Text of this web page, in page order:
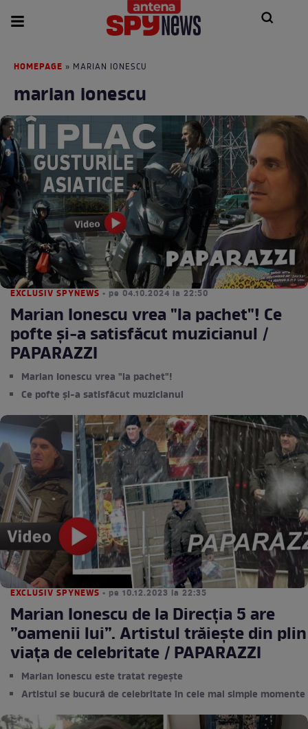
HOMEPAGE » MARIAN IONESCU
marian ionescu
EXCLUSIV SPYNEWS • pe 04.10.2024 la 22:50
Marian Ionescu vrea "la pachet"! Ce
pofte şi-a satisfăcut muzicianul /
PAPARAZZI
Marian Ionescu vrea "la pachet"!
Ce pofte şi-a satisfăcut muzicianul
EXCLUSIV SPYNEWS • pe 10.12.2023 la 22:35
Marian Ionescu de la Direcția 5 are
”oamenii lui”. Artistul trăiește din plin
viața de celebritate / PAPARAZZI
Marian Ionescu este tratat regește
Artistul se bucură de celebritate în cele mai simple momente